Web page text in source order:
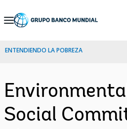
Skip
Navigation
ENTENDIENDO LA POBREZA
Social